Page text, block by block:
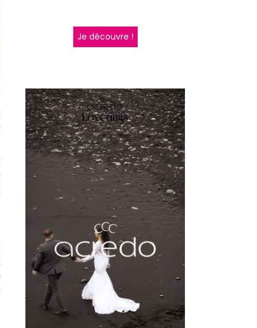
Je découvre !